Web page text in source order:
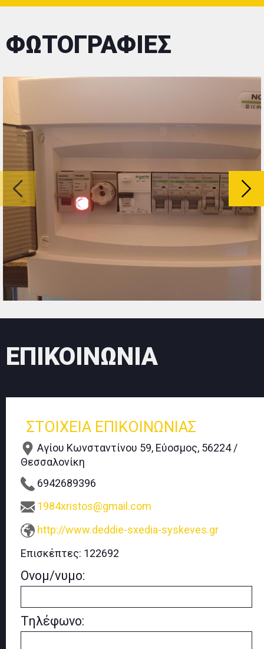
ΦΩΤΟΓΡΑΦΙΕΣ
ΕΠΙΚΟΙΝΩΝΙΑ
ΣΤΟΙΧΕΙΑ ΕΠΙΚΟΙΝΩΝΙΑΣ
Αγίου Κωνσταντίνου 59, Εύοσμος, 56224 /
Θεσσαλονίκη
6942689396
1984xristos@gmail.com
http://www.deddie-sxedia-syskeves.gr
Επισκέπτες: 122692
Ονομ/νυμο:
Τηλέφωνο: